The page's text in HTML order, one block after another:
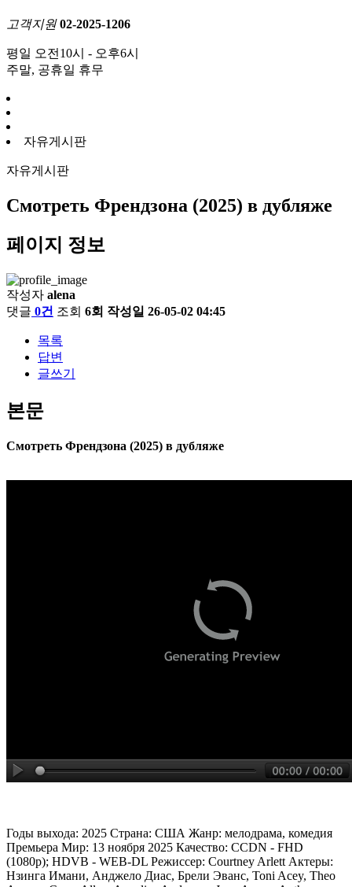
고객지원 02-2025-1206
평일 오전10시 - 오후6시
주말, 공휴일 휴무
자유게시판
자유게시판
Смотреть Френдзона (2025) в дубляже
페이지 정보
작성자 alena
댓글 0건 조회 6회 작성일 26-05-02 04:45
목록
답변
글쓰기
본문
Смотреть Френдзона (2025) в дубляже
Годы выхода: 2025 Страна: США Жанр: мелодрама, комедия
Премьера Мир: 13 ноября 2025 Качество: CCDN - FHD
(1080p); HDVB - WEB-DL Режиссер: Courtney Arlett Актеры:
Нзинга Имани, Анджело Диас, Брели Эванс, Toni Acey, Theo